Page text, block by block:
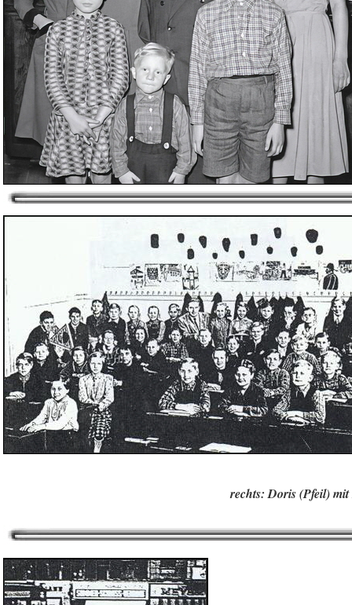
rechts: Doris (Pfeil)